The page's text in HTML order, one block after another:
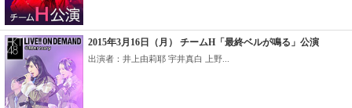
2015年3月16日（月） チームH「最終ベルが鳴る」公演
出演者：井上由莉耶 宇井真白 上野...